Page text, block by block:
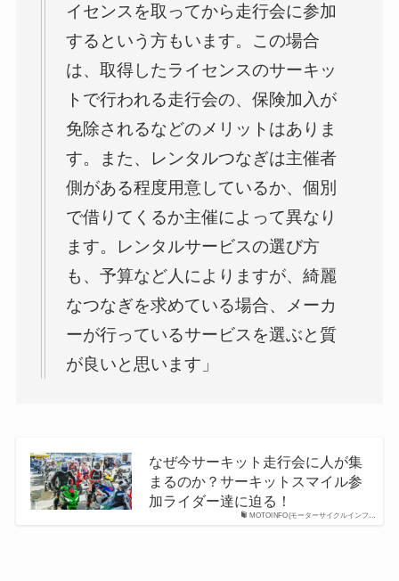
イセンスを取ってから走行会に参加
するという方もいます。この場合
は、取得したライセンスのサーキッ
トで行われる走行会の、保険加入が
免除されるなどのメリットはありま
す。また、レンタルつなぎは主催者
側がある程度用意しているか、個別
で借りてくるか主催によって異なり
ます。レンタルサービスの選び方
も、予算など人によりますが、綺麗
なつなぎを求めている場合、メーカ
ーが行っているサービスを選ぶと質
が良いと思います」
MOTOINFO(モーターサイクルインフ…
なぜ今サーキット走行会に人が集
まるのか？サーキットスマイル参
加ライダー達に迫る！